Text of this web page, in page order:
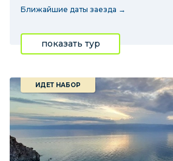
Ближайшие даты заезда →
показать тур
ИДЕТ НАБОР